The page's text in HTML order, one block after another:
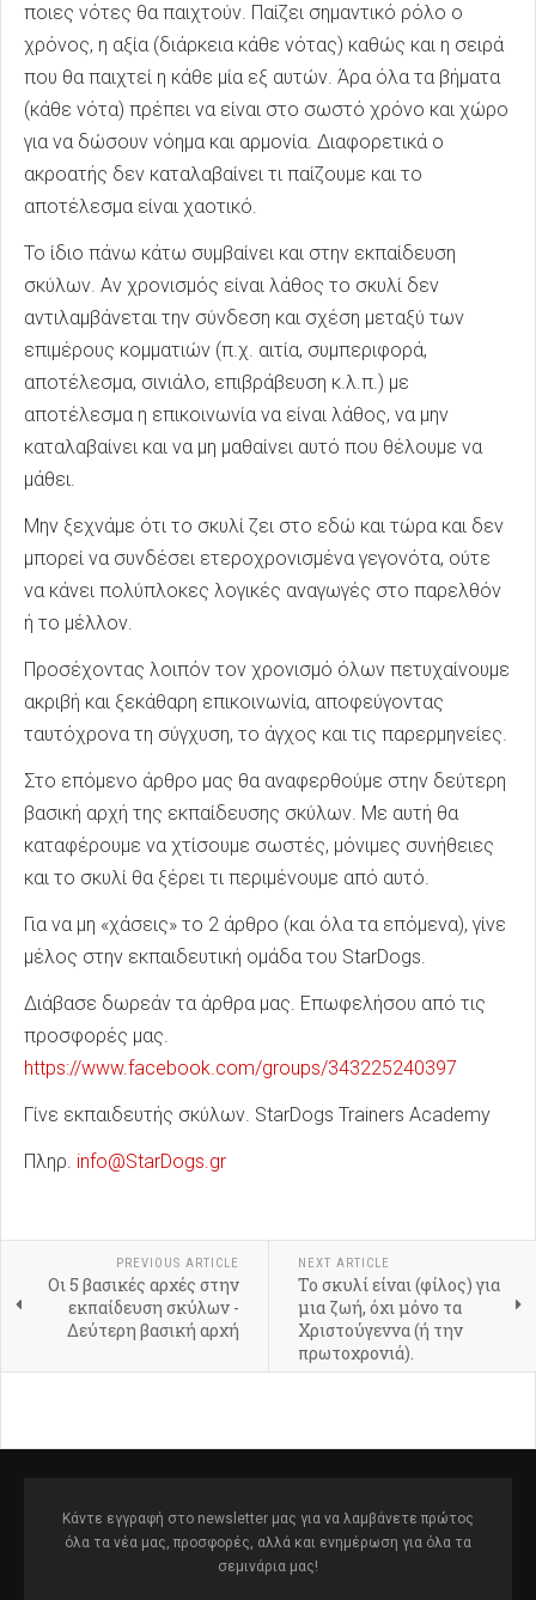
ποιες νότες θα παιχτούν. Παίζει σημαντικό ρόλο ο
χρόνος, η αξία (διάρκεια κάθε νότας) καθώς και η σειρά
που θα παιχτεί η κάθε μία εξ αυτών. Άρα όλα τα βήματα
(κάθε νότα) πρέπει να είναι στο σωστό χρόνο και χώρο
για να δώσουν νόημα και αρμονία. Διαφορετικά ο
ακροατής δεν καταλαβαίνει τι παίζουμε και το
αποτέλεσμα είναι χαοτικό.
Το ίδιο πάνω κάτω συμβαίνει και στην εκπαίδευση
σκύλων. Αν χρονισμός είναι λάθος το σκυλί δεν
αντιλαμβάνεται την σύνδεση και σχέση μεταξύ των
επιμέρους κομματιών (π.χ. αιτία, συμπεριφορά,
αποτέλεσμα, σινιάλο, επιβράβευση κ.λ.π.) με
αποτέλεσμα η επικοινωνία να είναι λάθος, να μην
καταλαβαίνει και να μη μαθαίνει αυτό που θέλουμε να
μάθει.
Μην ξεχνάμε ότι το σκυλί ζει στο εδώ και τώρα και δεν
μπορεί να συνδέσει ετεροχρονισμένα γεγονότα, ούτε
να κάνει πολύπλοκες λογικές αναγωγές στο παρελθόν
ή το μέλλον.
Προσέχοντας λοιπόν τον χρονισμό όλων πετυχαίνουμε
ακριβή και ξεκάθαρη επικοινωνία, αποφεύγοντας
ταυτόχρονα τη σύγχυση, το άγχος και τις παρερμηνείες.
Στο επόμενο άρθρο μας θα αναφερθούμε στην δεύτερη
βασική αρχή της εκπαίδευσης σκύλων. Με αυτή θα
καταφέρουμε να χτίσουμε σωστές, μόνιμες συνήθειες
και το σκυλί θα ξέρει τι περιμένουμε από αυτό.
Για να μη «χάσεις» το 2 άρθρο (και όλα τα επόμενα), γίνε
μέλος στην εκπαιδευτική ομάδα του StarDogs.
Διάβασε δωρεάν τα άρθρα μας. Επωφελήσου από τις
προσφορές μας.
https://www.facebook.com/groups/343225240397
Γίνε εκπαιδευτής σκύλων. StarDogs Trainers Academy
Πληρ. info@StarDogs.gr
PREVIOUS ARTICLE
Οι 5 βασικές αρχές στην
εκπαίδευση σκύλων -
Δεύτερη βασική αρχή
NEXT ARTICLE
Το σκυλί είναι (φίλος) για
μια ζωή, όχι μόνο τα
Χριστούγεννα (ή την
πρωτοχρονιά).
Κάντε εγγραφή στο newsletter μας για να λαμβάνετε πρώτος
όλα τα νέα μας, προσφορές, αλλά και ενημέρωση για όλα τα
σεμινάρια μας!